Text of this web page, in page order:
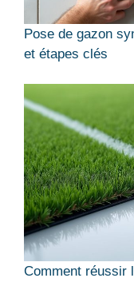
Pose de gazon
et étapes clés
Comment réussir